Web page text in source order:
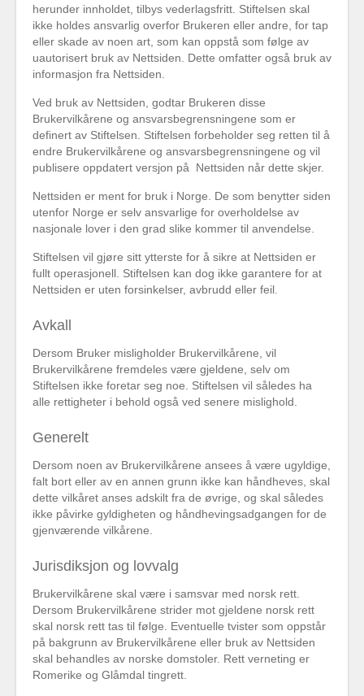
herunder innholdet, tilbys vederlagsfritt. Stiftelsen skal
ikke holdes ansvarlig overfor Brukeren eller andre, for tap
eller skade av noen art, som kan oppstå som følge av
uautorisert bruk av Nettsiden. Dette omfatter også bruk av
informasjon fra Nettsiden.
Ved bruk av Nettsiden, godtar Brukeren disse
Brukervilkårene og ansvarsbegrensningene som er
definert av Stiftelsen. Stiftelsen forbeholder seg retten til å
endre Brukervilkårene og ansvarsbegrensningene og vil
publisere oppdatert versjon på Nettsiden når dette skjer.
Nettsiden er ment for bruk i Norge. De som benytter siden
utenfor Norge er selv ansvarlige for overholdelse av
nasjonale lover i den grad slike kommer til anvendelse.
Stiftelsen vil gjøre sitt ytterste for å sikre at Nettsiden er
fullt operasjonell. Stiftelsen kan dog ikke garantere for at
Nettsiden er uten forsinkelser, avbrudd eller feil.
Avkall
Dersom Bruker misligholder Brukervilkårene, vil
Brukervilkårene fremdeles være gjeldene, selv om
Stiftelsen ikke foretar seg noe. Stiftelsen vil således ha
alle rettigheter i behold også ved senere mislighold.
Generelt
Dersom noen av Brukervilkårene ansees å være ugyldige,
falt bort eller av en annen grunn ikke kan håndheves, skal
dette vilkåret anses adskilt fra de øvrige, og skal således
ikke påvirke gyldigheten og håndhevingsadgangen for de
gjenværende vilkårene.
Jurisdiksjon og lovvalg
Brukervilkårene skal være i samsvar med norsk rett.
Dersom Brukervilkårene strider mot gjeldene norsk rett
skal norsk rett tas til følge. Eventuelle tvister som oppstår
på bakgrunn av Brukervilkårene eller bruk av Nettsiden
skal behandles av norske domstoler. Rett verneting er
Romerike og Glåmdal tingrett.